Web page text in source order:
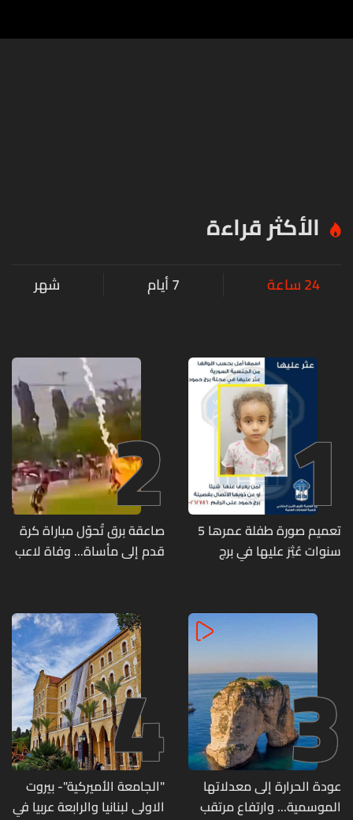
الأكثر قراءة
24 ساعة 7 أيام شهر
1
تعميم صورة طفلة عمرها 5
سنوات عُثِرَ عليها في برج
2
صاعقة برق تُحوّل مباراة كرة
قدم إلى مأساة... وفاة لاعب
3
عودة الحرارة إلى معدلاتها
الموسمية... وارتفاع مرتقب
4
"الجامعة الأميركية"- بيروت
الاولى لبنانيا والرابعة عربيا في